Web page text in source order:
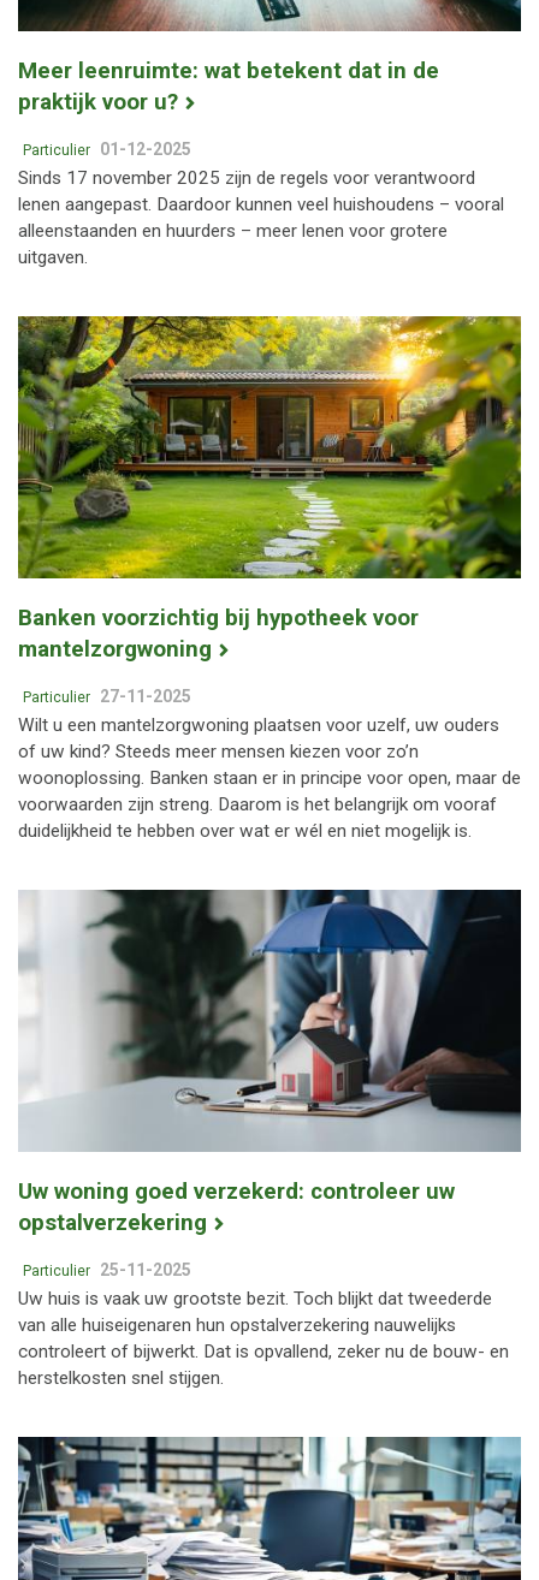
Meer leenruimte: wat betekent dat in de
praktijk voor u?
Particulier 01-12-2025
Sinds 17 november 2025 zijn de regels voor verantwoord
lenen aangepast. Daardoor kunnen veel huishoudens – vooral
alleenstaanden en huurders – meer lenen voor grotere
uitgaven.
Banken voorzichtig bij hypotheek voor
mantelzorgwoning
Particulier 27-11-2025
Wilt u een mantelzorgwoning plaatsen voor uzelf, uw ouders
of uw kind? Steeds meer mensen kiezen voor zo’n
woonoplossing. Banken staan er in principe voor open, maar de
voorwaarden zijn streng. Daarom is het belangrijk om vooraf
duidelijkheid te hebben over wat er wél en niet mogelijk is.
Uw woning goed verzekerd: controleer uw
opstalverzekering
Particulier 25-11-2025
Uw huis is vaak uw grootste bezit. Toch blijkt dat tweederde
van alle huiseigenaren hun opstalverzekering nauwelijks
controleert of bijwerkt. Dat is opvallend, zeker nu de bouw- en
herstelkosten snel stijgen.